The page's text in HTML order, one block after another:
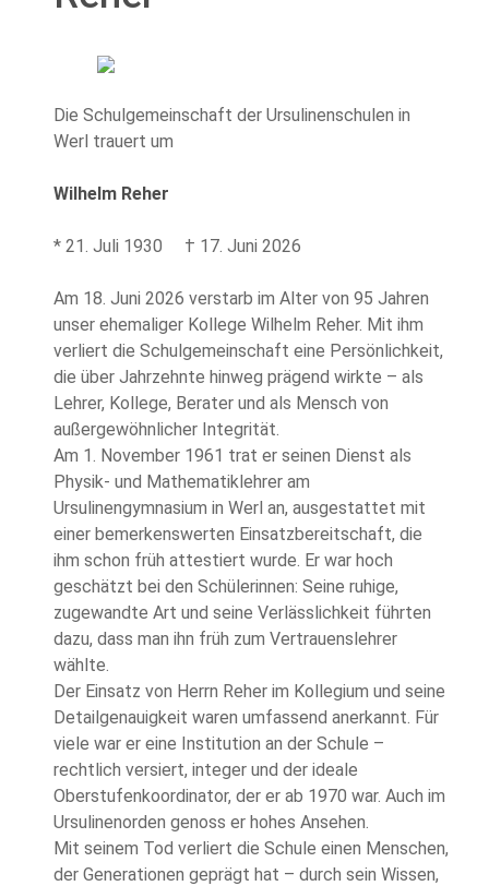
Die Schulgemeinschaft der Ursulinenschulen in
Werl trauert um
Wilhelm Reher
* 21. Juli 1930 † 17. Juni 2026
Am 18. Juni 2026 verstarb im Alter von 95 Jahren
unser ehemaliger Kollege Wilhelm Reher. Mit ihm
verliert die Schulgemeinschaft eine Persönlichkeit,
die über Jahrzehnte hinweg prägend wirkte – als
Lehrer, Kollege, Berater und als Mensch von
außergewöhnlicher Integrität.
Am 1. November 1961 trat er seinen Dienst als
Physik- und Mathematiklehrer am
Ursulinengymnasium in Werl an, ausgestattet mit
einer bemerkenswerten Einsatzbereitschaft, die
ihm schon früh attestiert wurde. Er war hoch
geschätzt bei den Schülerinnen: Seine ruhige,
zugewandte Art und seine Verlässlichkeit führten
dazu, dass man ihn früh zum Vertrauenslehrer
wählte.
Der Einsatz von Herrn Reher im Kollegium und seine
Detailgenauigkeit waren umfassend anerkannt. Für
viele war er eine Institution an der Schule –
rechtlich versiert, integer und der ideale
Oberstufenkoordinator, der er ab 1970 war. Auch im
Ursulinenorden genoss er hohes Ansehen.
Mit seinem Tod verliert die Schule einen Menschen,
der Generationen geprägt hat – durch sein Wissen,